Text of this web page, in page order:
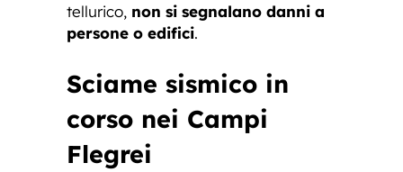
tellurico, non si segnalano danni a
persone o edifici.
Sciame sismico in
corso nei Campi
Flegrei